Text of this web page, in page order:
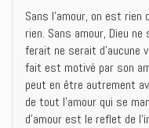
Sans l’amour, on est
rien. Sans amour, Dieu
ferait ne serait d’aucune
fait est motivé par son
peut en être autrement
de tout l’amour qui se
d’amour est le reflet de